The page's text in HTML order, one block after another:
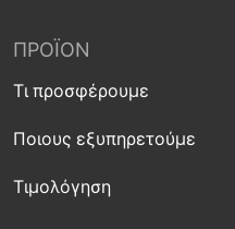
ΠΡΟΪΌΝ
Τι προσφέρουμε
Ποιους εξυπηρετούμε
Τιμολόγηση